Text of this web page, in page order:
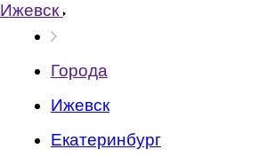
Ижевск
Города
Ижевск
Екатеринбург